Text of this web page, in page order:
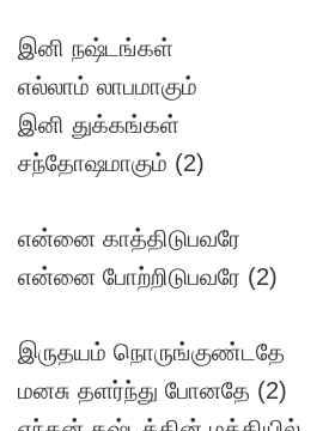
இனி நஷ்டங்கள்
எல்லாம் லாபமாகும்
இனி துக்கங்கள்
சந்தோஷமாகும் (2)
என்னை காத்திடுபவரே
என்னை போற்றிடுபவரே (2)
இருதயம் நொருங்குண்டதே
மனசு தளர்ந்து போனதே (2)